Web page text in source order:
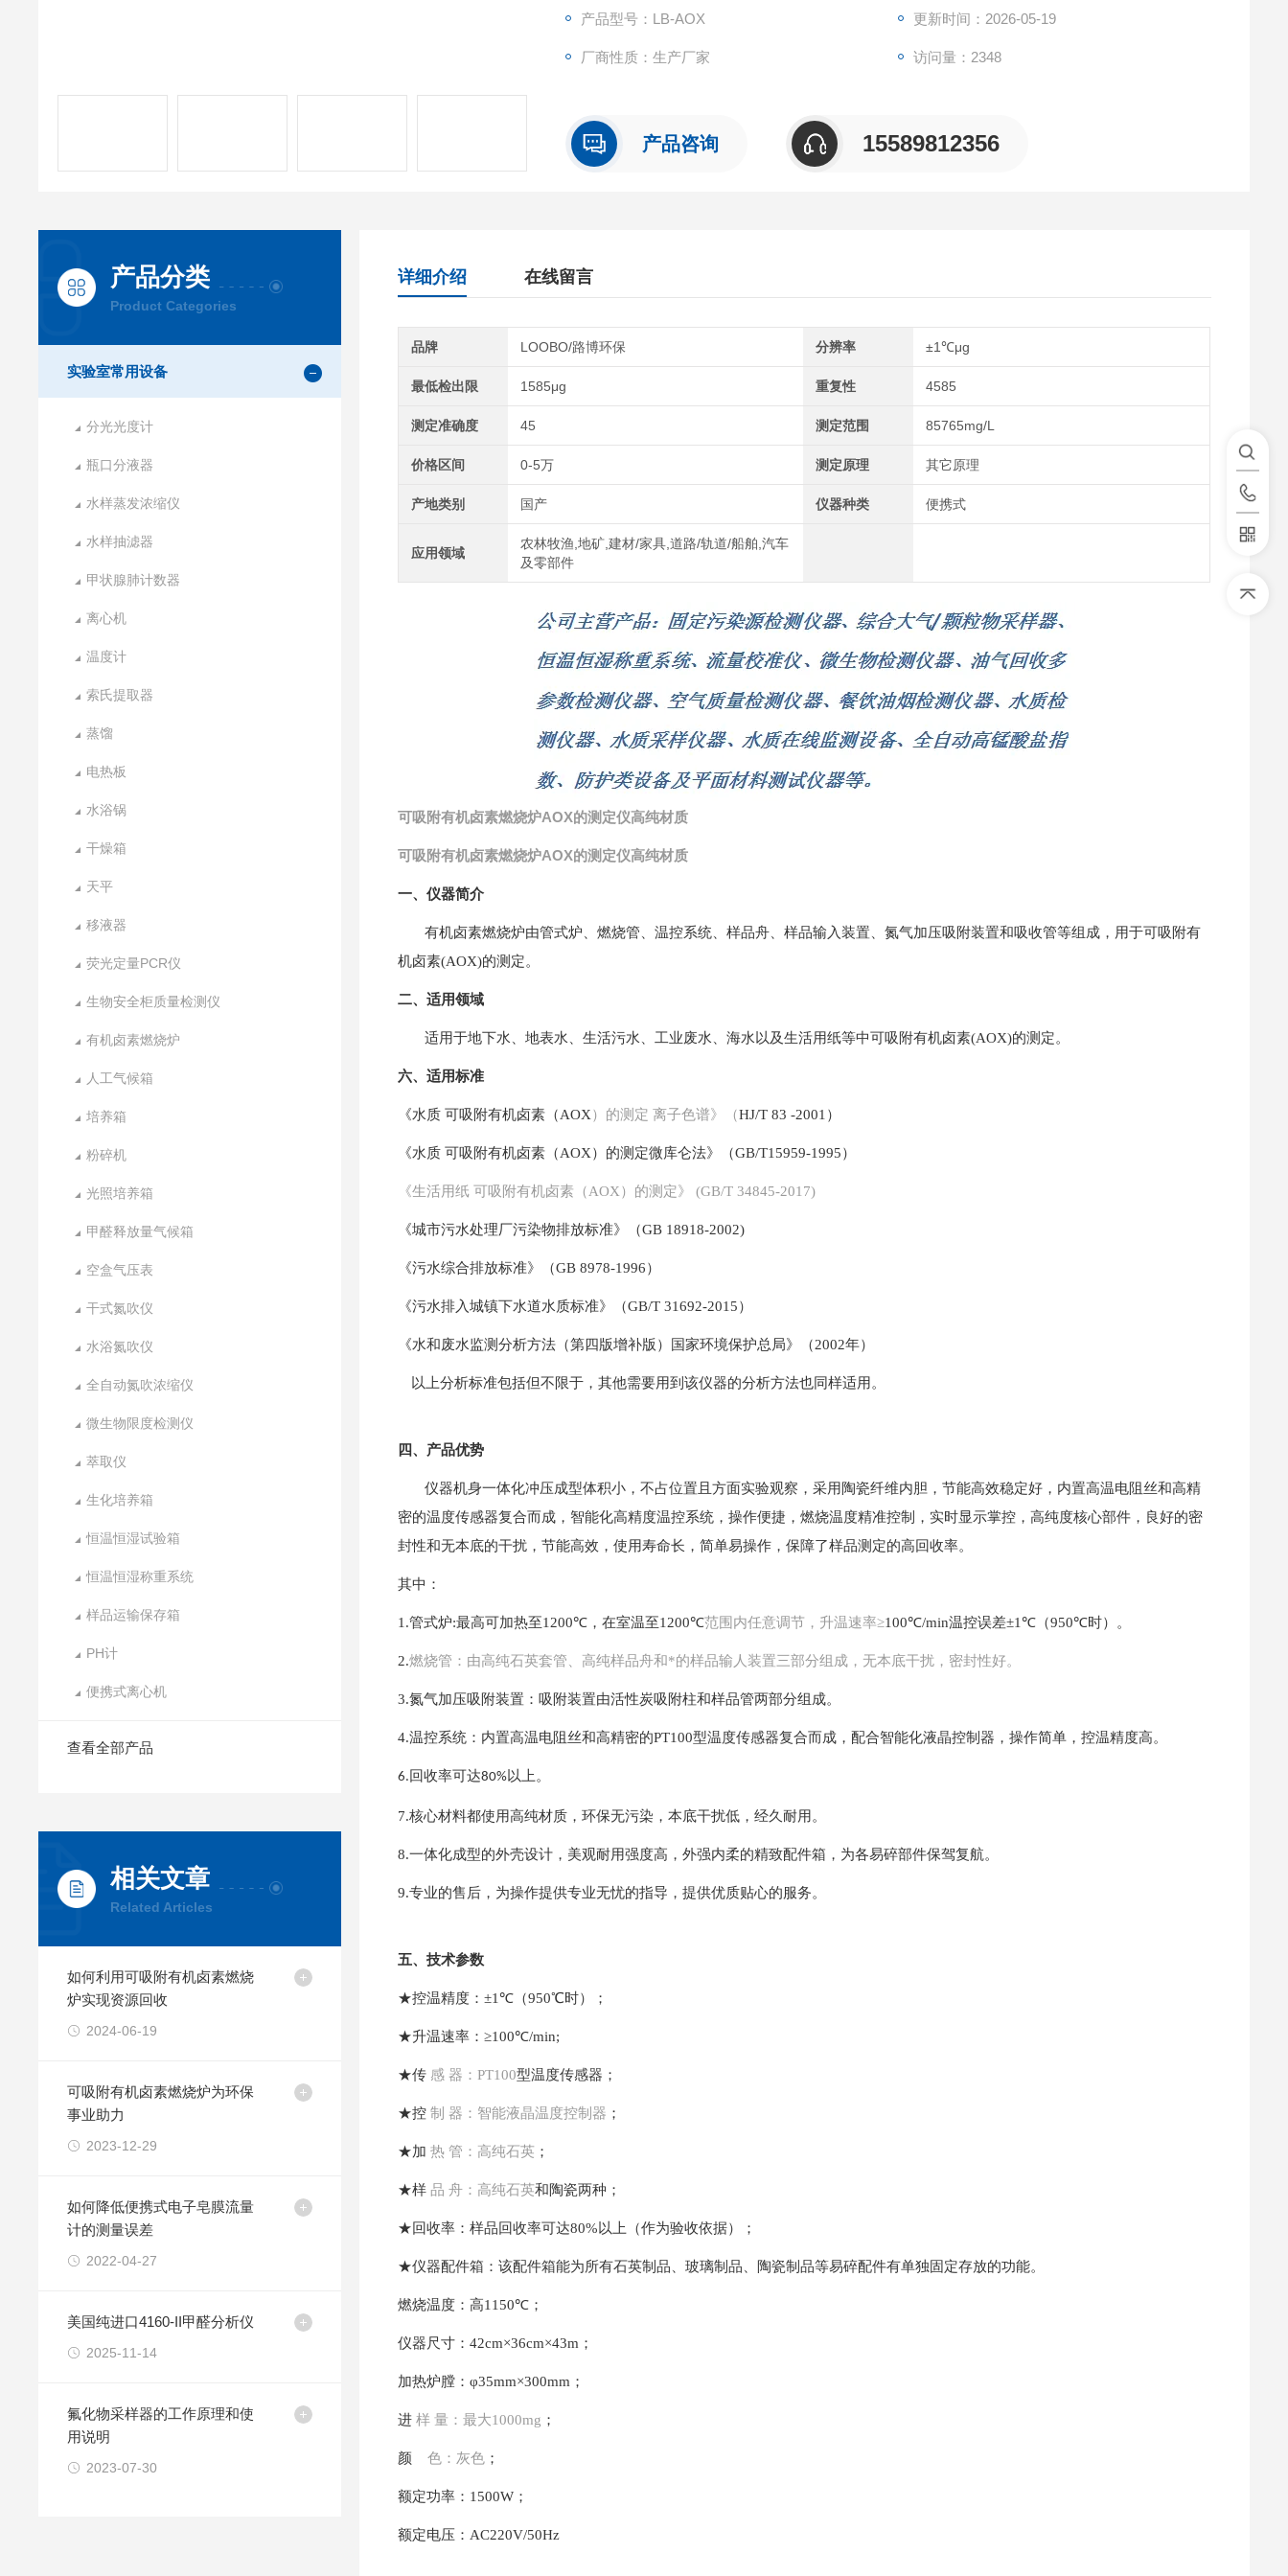
产品型号：LB-AOX 更新时间：2026-05-19
厂商性质：生产厂家 访问量：2348
产品咨询 15589812356
产品分类
Product Categories
实验室常用设备
分光光度计
瓶口分液器
水样蒸发浓缩仪
水样抽滤器
甲状腺肺计数器
离心机
温度计
索氏提取器
蒸馏
电热板
水浴锅
干燥箱
天平
移液器
荧光定量PCR仪
生物安全柜质量检测仪
有机卤素燃烧炉
人工气候箱
培养箱
粉碎机
光照培养箱
甲醛释放量气候箱
空盒气压表
干式氮吹仪
水浴氮吹仪
全自动氮吹浓缩仪
微生物限度检测仪
萃取仪
生化培养箱
恒温恒湿试验箱
恒温恒湿称重系统
样品运输保存箱
PH计
便携式离心机
查看全部产品
相关文章
Related Articles
如何利用可吸附有机卤素燃烧
炉实现资源回收
2024-06-19
可吸附有机卤素燃烧炉为环保
事业助力
2023-12-29
如何降低便携式电子皂膜流量
计的测量误差
2022-04-27
美国纯进口4160-II甲醛分析仪
2025-11-14
氟化物采样器的工作原理和使
用说明
2023-07-30
详细介绍 在线留言
品牌 LOOBO/路博环保 分辨率 ±1℃μg
最低检出限 1585μg 重复性 4585
测定准确度 45 测定范围 85765mg/L
价格区间 0-5万 测定原理 其它原理
产地类别 国产 仪器种类 便携式
应用领域
农林牧渔,地矿,建材/家具,道路/轨道/船舶,汽车
及零部件
可吸附有机卤素燃烧炉AOX的测定仪高纯材质
可吸附有机卤素燃烧炉AOX的测定仪高纯材质
一、仪器简介
有机卤素燃烧炉由管式炉、燃烧管、温控系统、样品舟、样品输入装置、氮气加压吸附装置和吸收管等组成，用于可吸附有
机卤素(AOX)的测定。
二、适用领域
适用于地下水、地表水、生活污水、工业废水、海水以及生活用纸等中可吸附有机卤素(AOX)的测定。
六、适用标准
《水质 可吸附有机卤素（AOX）的测定 离子色谱》（HJ/T 83 -2001 ）
《水质 可吸附有机卤素（AOX）的测定微库仑法》（GB/T15959-1995）
《生活用纸 可吸附有机卤素（AOX）的测定》 (GB/T 34845-2017)
《城市污水处理厂污染物排放标准》（GB 18918-2002)
《污水综合排放标准》（GB 8978-1996）
《污水排入城镇下水道水质标准》（GB/T 31692-2015）
《水和废水监测分析方法（第四版增补版）国家环境保护总局》（2002年）
以上分析标准包括但不限于，其他需要用到该仪器的分析方法也同样适用。
四、产品优势
仪器机身一体化冲压成型体积小，不占位置且方面实验观察，采用陶瓷纤维内胆，节能高效稳定好，内置高温电阻丝和高精
密的温度传感器复合而成，智能化高精度温控系统，操作便捷，燃烧温度精准控制，实时显示掌控，高纯度核心部件，良好的密
封性和无本底的干扰，节能高效，使用寿命长，简单易操作，保障了样品测定的高回收率。
其中：
1.管式炉:最高可加热至1200℃ ，在室温至1200℃范围内任意调节，升温速率≥100℃/min温控误差±1℃ （950℃时）。
2.燃烧管：由高纯石英套管、高纯样品舟和*的样品输人装置三部分组成，无本底干扰，密封性好。
3.氮气加压吸附装置：吸附装置由活性炭吸附柱和样品管两部分组成。
4.温控系统：内置高温电阻丝和高精密的PT100型温度传感器复合而成，配合智能化液晶控制器，操作简单，控温精度高。
6. 回收率可达80%以上。
7.核心材料都使用高纯材质，环保无污染，本底干扰低，经久耐用。
8.一体化成型的外壳设计，美观耐用强度高，外强内柔的精致配件箱，为各易碎部件保驾复航。
9.专业的售后，为操作提供专业无忧的指导，提供优质贴心的服务。
五、技术参数
★控温精度：±1℃ （950℃时）；
★升温速率：≥100℃/min;
★传 感 器：PT100型温度传感器；
★控 制 器：智能液晶温度控制器 ；
★加 热 管：高纯石英 ；
★样 品 舟：高纯石英和陶瓷两种；
★回收率：样品回收率可达80%以上（作为验收依据）；
★仪器配件箱：该配件箱能为所有石英制品、玻璃制品、陶瓷制品等易碎配件有单独固定存放的功能。
燃烧温度：高1 150℃ ；
仪器尺寸：42cm×36cm×43m ；
加热炉膛：φ35mm×300mm ；
进 样 量：最大1000mg ；
颜 色：灰色 ；
额定功率： 1500W ；
额定电压： AC220V/50Hz